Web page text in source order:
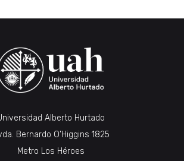
Alberto Hurtado
Bernardo O’Higgins 1825
Metro Los Héroes